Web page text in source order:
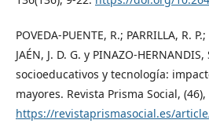
POVEDA-PUENTE, R.; PARRILLA, R.
JAÉN, J. D. G. y PINAZO-
socioeducativos y tecnología:
mayores. Revista Prisma Social, (46),
https://revistaprismasocial.es/